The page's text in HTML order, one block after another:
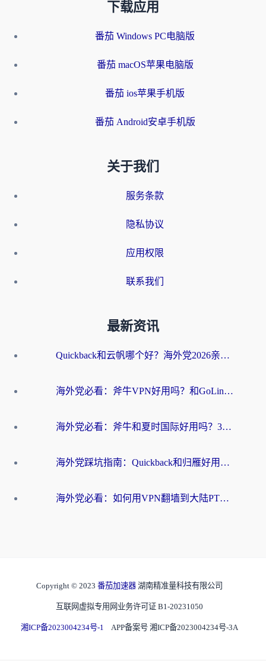
下载应用
番茄 Windows PC电脑版
番茄 macOS苹果电脑版
番茄 ios苹果手机版
番茄 Android安卓手机版
关于我们
服务条款
隐私协议
应用权限
联系我们
最新资讯
Quickback和云帆哪个好？海外党2026亲测指南：选对加速器大陆工具，无缝刷国内剧玩国服
海外党必看：斧牛VPN好用吗？和GoLinkVPN对比哪个回国效果更好？
海外党必看：斧牛和夏时国际好用吗？3步选对回国加速器，无缝刷国内资源
海外党踩坑指南：Quickback和归雁好用吗？选对加速器才能无缝刷国内资源
海外党必看：如何用VPN翻墙到大陆PTT？一篇解决你所有回国加速痛点
Copyright © 2023 番茄加速器 湖南精准量科技有限公司
互联网虚拟专用网业务许可证 B1-20231050
湘ICP备2023004234号-1 APP备案号 湘ICP备2023004234号-3A